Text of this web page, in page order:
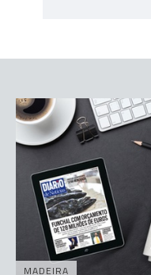
MADEIRA